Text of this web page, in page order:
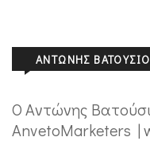
ΑΝΤΏΝΗΣ
Ο Αντώνης
AnvetoMarketers |